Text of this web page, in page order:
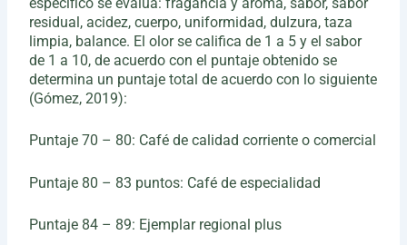
residual, acidez, cuerpo, uniformidad, dulzura, taza
limpia, balance. El olor se califica de 1 a 5 y el sabor
de 1 a 10, de acuerdo con el puntaje obtenido se
determina un puntaje total de acuerdo con lo siguiente
(Gómez, 2019):
Puntaje 70 – 80: Café de calidad corriente o comercial
Puntaje 80 – 83 puntos: Café de especialidad
Puntaje 84 – 89: Ejemplar regional plus